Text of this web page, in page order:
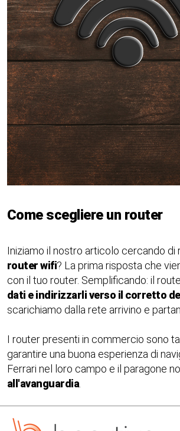
Come scegliere un router
Iniziamo il nostro articolo cercando
router wifi? La prima risposta che
con il tuo router. Semplificando: il
dati e indirizzarli verso il corretto
scarichiamo dalla rete arrivino e
I router presenti in commercio sono
garantire una buona esperienza di
Ferrari nel loro campo e il paragone
all'avanguardia